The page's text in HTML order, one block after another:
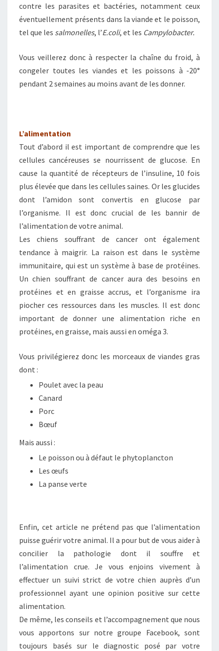
contre les parasites et bactéries, notamment ceux
éventuellement présents dans la viande et le poisson,
tel que les salmonelles, l’E.coli, et les Campylobacter.
Vous veillerez donc à respecter la chaîne du froid, à
congeler toutes les viandes et les poissons à -20°
pendant 2 semaines au moins avant de les donner.
L’alimentation
Tout d’abord il est important de comprendre que les
cellules cancéreuses se nourrissent de glucose. En
cause la quantité de récepteurs de l’insuline, 10 fois
plus élevée que dans les cellules saines. Or les glucides
dont l’amidon sont convertis en glucose par
l’organisme. Il est donc crucial de les bannir de
l’alimentation de votre animal.
Les chiens souffrant de cancer ont également
tendance à maigrir. La raison est dans le système
immunitaire, qui est un système à base de protéines.
Un chien souffrant de cancer aura des besoins en
protéines et en graisse accrus, et l’organisme ira
piocher ces ressources dans les muscles. Il est donc
important de donner une alimentation riche en
protéines, en graisse, mais aussi en oméga 3.
Vous privilégierez donc les morceaux de viandes gras
dont :
Poulet avec la peau
Canard
Porc
Bœuf
Mais aussi :
Le poisson ou à défaut le phytoplancton
Les œufs
La panse verte
Enfin, cet article ne prétend pas que l’alimentation
puisse guérir votre animal. Il a pour but de vous aider à
concilier la pathologie dont il souffre et
l’alimentation crue. Je vous enjoins vivement à
effectuer un suivi strict de votre chien auprès d’un
professionnel ayant une opinion positive sur cette
alimentation.
De même, les conseils et l’accompagnement que nous
vous apportons sur notre groupe Facebook, sont
toujours basés sur le diagnostic posé par votre